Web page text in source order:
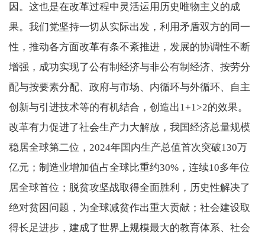
因。这也是在改革过程中灵活运用历史唯物主义的成
果。我们党坚持一切从实际出发，利用矛盾双方的同一
性，推动各方面改革有条不紊推进，发展的协调性不断
增强，成功实现了公有制经济与非公有制经济、按劳分
配与按要素分配、政府与市场、内循环与外循环、自主
创新与引进技术等的有机结合，创造出1+1>2的效果。
改革有力促进了社会生产力大解放，我国经济总量规模
稳居全球第二位，2024年国内生产总值首次突破130万
亿元；制造业增加值占全球比重约30%，连续10多年位
居全球首位；脱贫攻坚战取得全面胜利，历史性解决了
绝对贫困问题，为全球减贫作出重大贡献；社会建设取
得长足进步，建成了世界上规模最大的教育体系、社会